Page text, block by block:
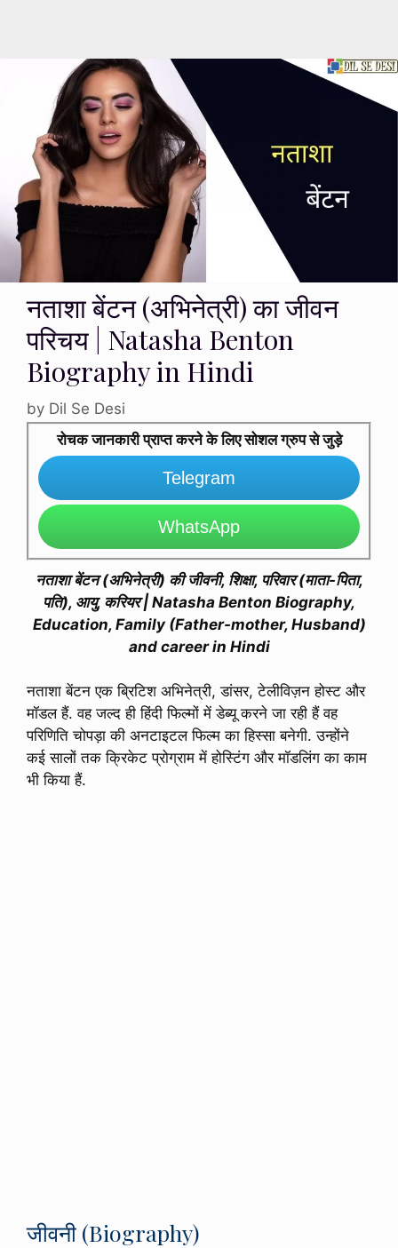
नताशा बेंटन (अभिनेत्री) का जीवन
परिचय | Natasha Benton
Biography in Hindi
by Dil Se Desi
रोचक जानकारी प्राप्त करने के लिए सोशल ग्रुप से जुड़े
Telegram
WhatsApp
नताशा बेंटन (अभिनेत्री) की जीवनी, शिक्षा, परिवार (माता-पिता,
पति), आयु, करियर | Natasha Benton Biography,
Education, Family (Father-mother, Husband)
and career in Hindi
नताशा बेंटन एक ब्रिटिश अभिनेत्री, डांसर, टेलीविज़न होस्ट और
मॉडल हैं. वह जल्द ही हिंदी फिल्मों में डेब्यू करने जा रही हैं वह
परिणिति चोपड़ा की अनटाइटल फिल्म का हिस्सा बनेगी. उन्होंने
कई सालों तक क्रिकेट प्रोग्राम में होस्टिंग और मॉडलिंग का काम
भी किया हैं.
जीवनी (Biography)